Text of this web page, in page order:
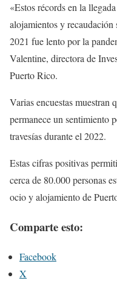
«Estos récords en la
alojamientos y
2021 fue lento por la
Valentine, directora de
Puerto Rico.
Varias encuestas muestran
permanece un sentimiento
travesías durante el 2022.
Estas cifras positivas
cerca de 80.000 personas
ocio y alojamiento de
Comparte esto:
Facebook
X